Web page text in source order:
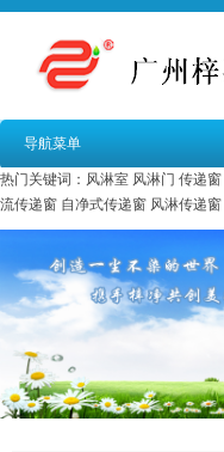
导航菜单
热门关键词： 风淋室 风淋门 传递窗
流传递窗 自净式传递窗 风淋传递窗